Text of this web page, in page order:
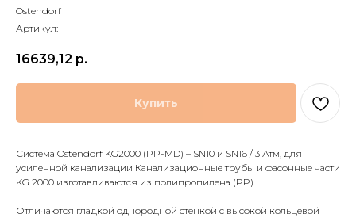
Ostendorf
Артикул:
16639,12 р.
Купить
Система Ostendorf KG2000 (PP-MD) – SN10 и SN16 / 3 Атм, для
усиленной канализации Канализационные трубы и фасонные части
KG 2000 изготавливаются из полипропилена (PP).
Отличаются гладкой однородной стенкой с высокой кольцевой